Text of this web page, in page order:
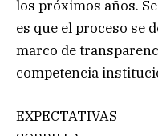
los próximos años.
es que el proceso se
marco de
competencia
EXPECTATIVAS